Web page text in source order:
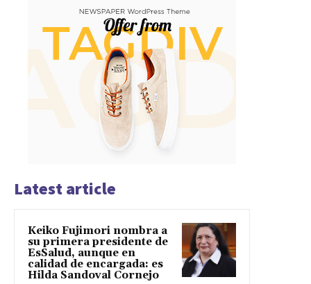
Latest article
Keiko Fujimori nombra a
su primera presidente de
EsSalud, aunque en
calidad de encargada: es
Hilda Sandoval Cornejo